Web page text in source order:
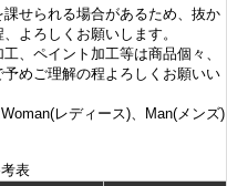
せられる場合があるため、抜か
よろしくお願いします。
、ペイント加工等は商品個々、
めご理解の程よろしくお願いい
レディース)、Man(メンズ)
表